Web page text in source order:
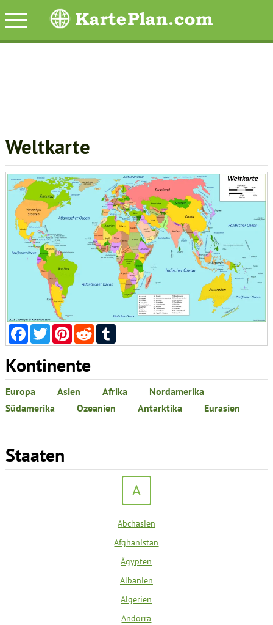
Weltkarte
Facebook
TwitterPinterest
RedditTumblr
Kontinente
Europa Asien Afrika
Nordamerika
Südamerika
Ozeanien Antarktika Eurasien
Staaten
A
Abchasien
Afghanistan
Ägypten
Albanien
Algerien
Andorra